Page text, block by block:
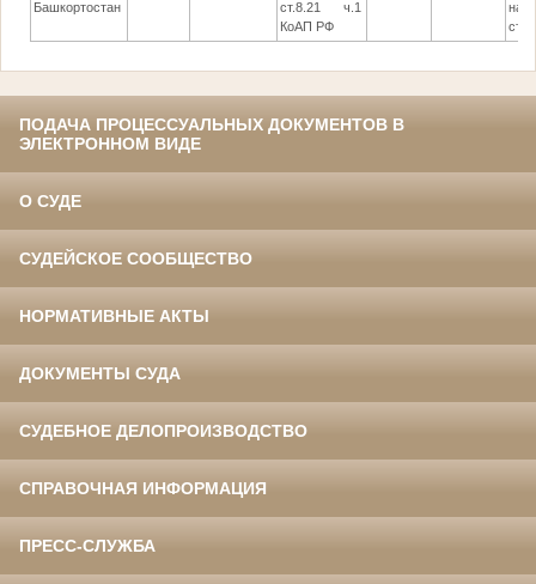
Башкортостан
ст.8.21 ч.1
КоАП РФ
ПОДАЧА ПРОЦЕССУАЛЬНЫХ ДОКУМЕНТОВ В
ЭЛЕКТРОННОМ ВИДЕ
О СУДЕ
СУДЕЙСКОЕ СООБЩЕСТВО
НОРМАТИВНЫЕ АКТЫ
ДОКУМЕНТЫ СУДА
СУДЕБНОЕ ДЕЛОПРОИЗВОДСТВО
СПРАВОЧНАЯ ИНФОРМАЦИЯ
ПРЕСС-СЛУЖБА